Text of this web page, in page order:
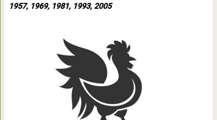
1957, 1969, 1981, 1993, 2005